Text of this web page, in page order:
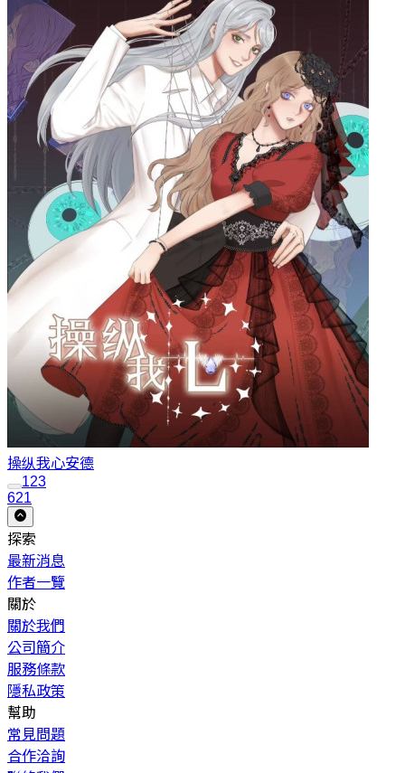
操纵我心安德
123
621
探索
最新消息
作者一覽
關於
關於我們
公司簡介
服務條款
隱私政策
幫助
常見問題
合作洽詢